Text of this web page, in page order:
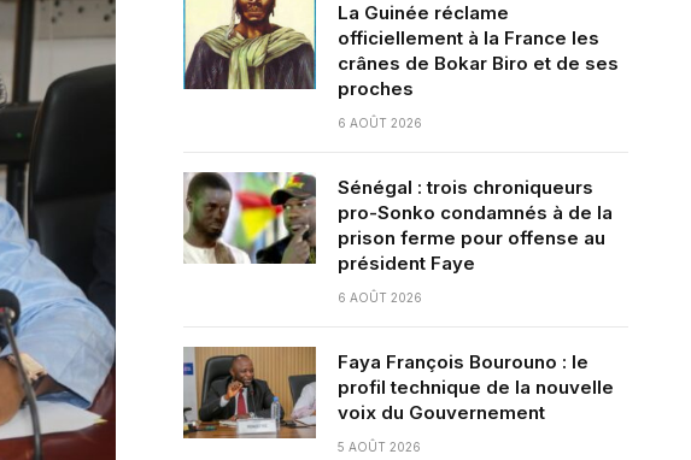
La Guinée réclame
officiellement à la France les
crânes de Bokar Biro et de ses
proches
6 AOÛT 2026
Sénégal : trois chroniqueurs
pro-Sonko condamnés à de la
prison ferme pour offense au
président Faye
6 AOÛT 2026
Faya François Bourouno : le
profil technique de la nouvelle
voix du Gouvernement
5 AOÛT 2026